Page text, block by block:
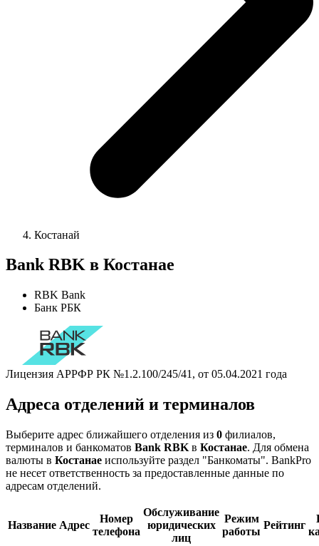
Костанай
Bank RBK в Костанае
RBK Bank
Банк РБК
Лицензия АРРФР РК №1.2.100/245/41, от 05.04.2021 года
Адреса отделений и терминалов
Выберите адрес ближайшего отделения из 0 филиалов,
терминалов и банкоматов Bank RBK в Костанае. Для обмена
валюты в Костанае используйте раздел "Банкоматы". BankPro
не несет ответственность за предоставленные данные по
адресам отделений.
Название Адрес
Номер
телефона
Обслуживание
юридических
лиц
Режим
работы
Рейтинг